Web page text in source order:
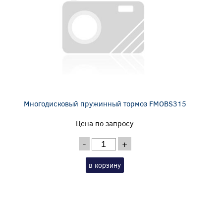
Многодисковый пружинный тормоз FMOBS315
Цена по запросу
- +
в корзину